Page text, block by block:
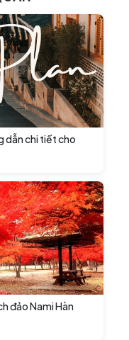
dẫn chi tiết cho
đảo Nami Hàn